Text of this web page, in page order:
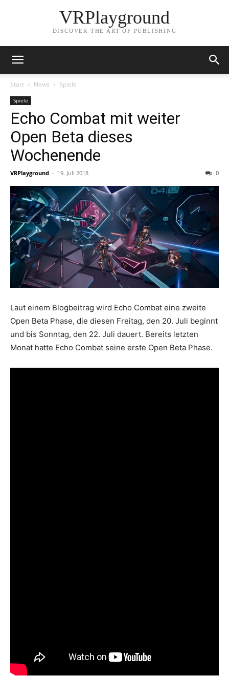
VRPlayground
DISCOVER THE ART OF PUBLISHING
Start News Spiele
Spiele
Echo Combat mit weiter
Open Beta dieses
Wochenende
VRPlayground - 19. Juli 2018 0
Laut einem Blogbeitrag wird Echo Combat eine zweite
Open Beta Phase, die diesen Freitag, den 20. Juli beginnt
und bis Sonntag, den 22. Juli dauert. Bereits letzten
Monat hatte Echo Combat seine erste Open Beta Phase.